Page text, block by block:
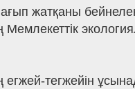
жатқаны
егжей-тегжейін